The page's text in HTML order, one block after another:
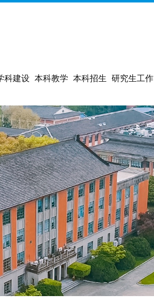
科建设 本科教学 本科招生 研究生工作